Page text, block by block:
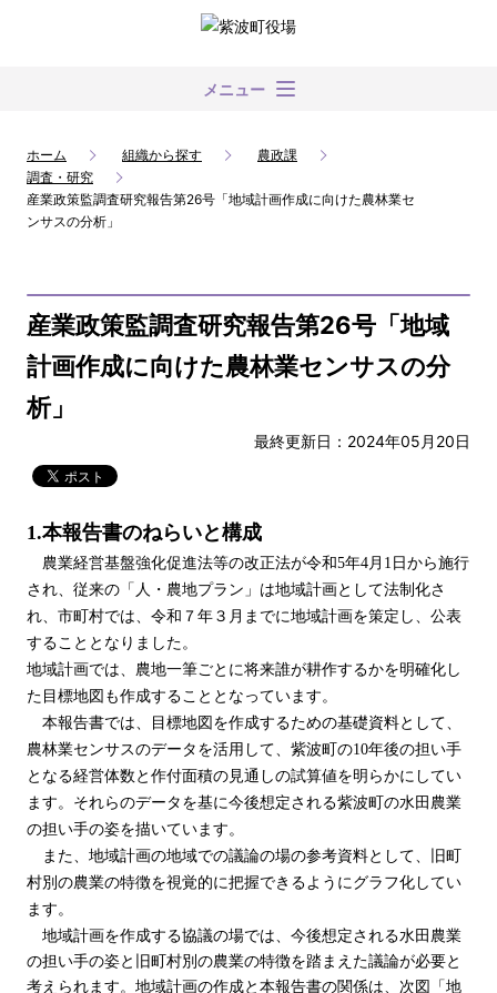
メニュー
ホーム 組織から探す
農政課
調査・研究
産業政策監調査研究報告第26号「地域計画作成に向けた農林業セ
ンサスの分析」
産業政策監調査研究報告第26号「地域
計画作成に向けた農林業センサスの分
析」
最終更新日：2024年05月20日
1.本報告書のねらいと構成
農業経営基盤強化促進法等の改正法が令和5年4月1日から施行
され、従来の「人・農地プラン」は地域計画として法制化さ
れ、市町村では、令和７年３月までに地域計画を策定し、公表
することとなりました。
地域計画では、農地一筆ごとに将来誰が耕作するかを明確化し
た目標地図も作成することとなっています。
本報告書では、目標地図を作成するための基礎資料として、
農林業センサスのデータを活用して、紫波町の10年後の担い手
となる経営体数と作付面積の見通しの試算値を明らかにしてい
ます。それらのデータを基に今後想定される紫波町の水田農業
の担い手の姿を描いています。
また、地域計画の地域での議論の場の参考資料として、旧町
村別の農業の特徴を視覚的に把握できるようにグラフ化してい
ます。
地域計画を作成する協議の場では、今後想定される水田農業
の担い手の姿と旧町村別の農業の特徴を踏まえた議論が必要と
考えられます。地域計画の作成と本報告書の関係は、次図「地